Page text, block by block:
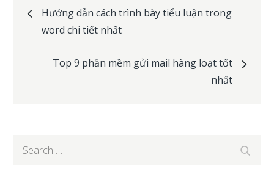
Post
navigation
Hướng dẫn cách trình bày tiểu luận trong
word chi tiết nhất
Top 9 phần mềm gửi mail hàng loạt tốt
nhất
Search